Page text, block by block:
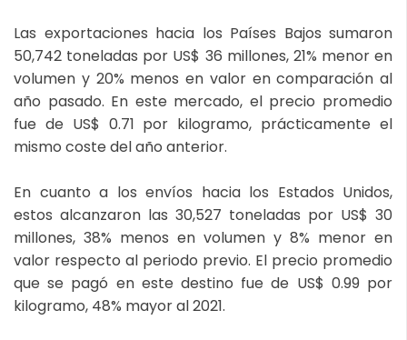
Las exportaciones hacia los Países Bajos sumaron
50,742 toneladas por US$ 36 millones, 21% menor en
volumen y 20% menos en valor en comparación al
año pasado. En este mercado, el precio promedio
fue de US$ 0.71 por kilogramo, prácticamente el
mismo coste del año anterior.
En cuanto a los envíos hacia los Estados Unidos,
estos alcanzaron las 30,527 toneladas por US$ 30
millones, 38% menos en volumen y 8% menor en
valor respecto al periodo previo. El precio promedio
que se pagó en este destino fue de US$ 0.99 por
kilogramo, 48% mayor al 2021.